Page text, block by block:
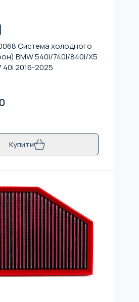
Система холодного
BMW 540i/740i/840i/X5
40i 2016-2025
Купити